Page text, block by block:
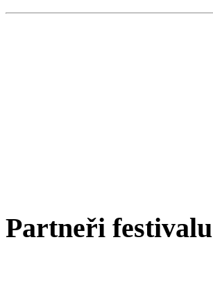
Partneři festivalu